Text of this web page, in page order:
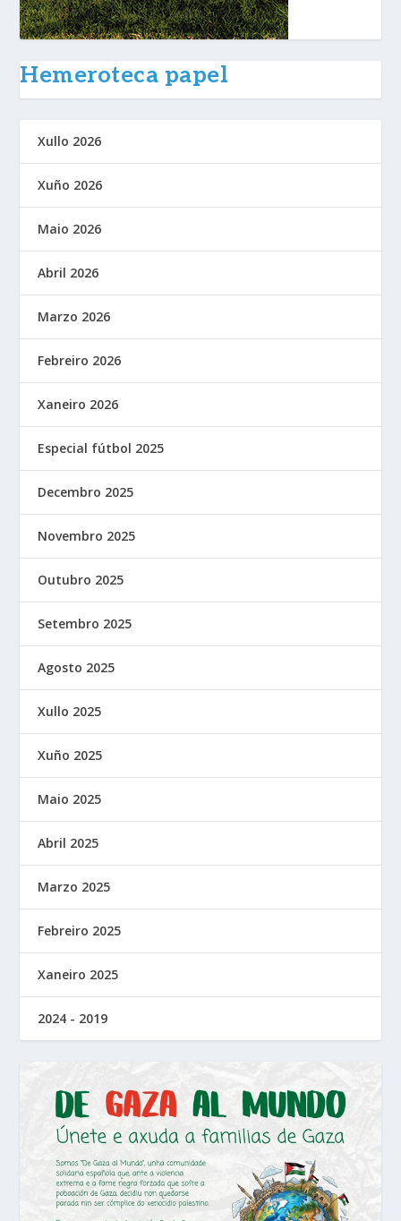
Hemeroteca papel
Xullo 2026
Xuño 2026
Maio 2026
Abril 2026
Marzo 2026
Febreiro 2026
Xaneiro 2026
Especial fútbol 2025
Decembro 2025
Novembro 2025
Outubro 2025
Setembro 2025
Agosto 2025
Xullo 2025
Xuño 2025
Maio 2025
Abril 2025
Marzo 2025
Febreiro 2025
Xaneiro 2025
2024 - 2019